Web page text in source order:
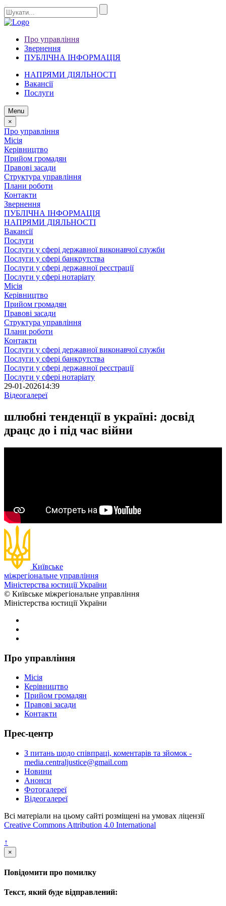
Про управління
Звернення
ПУБЛІЧНА ІНФОРМАЦІЯ
НАПРЯМИ ДІЯЛЬНОСТІ
Вакансії
Послуги
Menu
×
Про управління
Місія
Керівництво
Прийом громадян
Правові засади
Структура управління
Плани роботи
Контакти
Звернення
ПУБЛІЧНА ІНФОРМАЦІЯ
НАПРЯМИ ДІЯЛЬНОСТІ
Вакансії
Послуги
Послуги у сфері державної виконавчої служби
Послуги у сфері банкрутства
Послуги у сфері державної реєстрації
Послуги у сфері нотаріату
Місія
Керівництво
Прийом громадян
Правові засади
Структура управління
Плани роботи
Контакти
Послуги у сфері державної виконавчої служби
Послуги у сфері банкрутства
Послуги у сфері державної реєстрації
Послуги у сфері нотаріату
29-01-202614:39
Відеогалереї
шлюбні тенденції в україні: досвід
драцс до і під час війни
Київське
міжрегіональне управління
Міністерства юстиції України
© Київське міжрегіональне управління
Міністерства юстиції України
Про управління
Місія
Керівництво
Прийом громадян
Правові засади
Контакти
Прес-центр
З питань щодо співпраці, коментарів та зйомок -
media.centraljustice@gmail.com
Новини
Анонси
Фотогалереї
Відеогалереї
Всі матеріали на цьому сайті розміщені на умовах ліцензії
Creative Commons Attribution 4.0 International
↑
×
Повідомити про помилку
Текст, який буде відправлений: